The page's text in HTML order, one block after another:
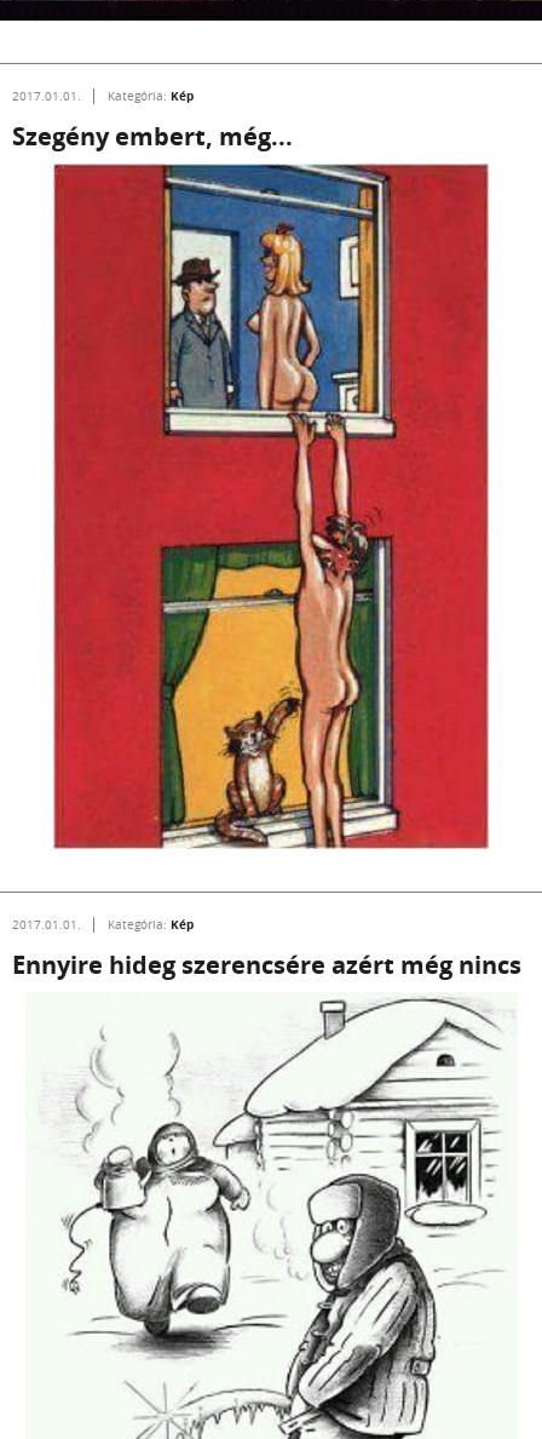
2017.01.01. Kategória: Kép
Szegény embert, még...
2017.01.01. Kategória: Kép
Ennyire hideg szerencsére azért még nincs